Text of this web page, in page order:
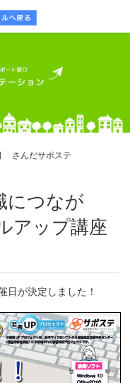
さんだサポステ
アップ講座
日が決定しました！